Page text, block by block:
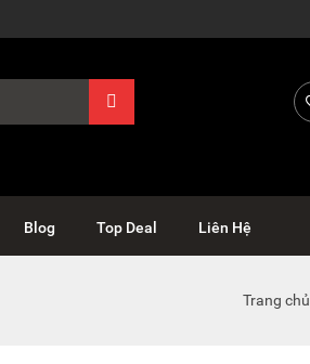
Blog Top Deal Liên Hệ
Trang chủ